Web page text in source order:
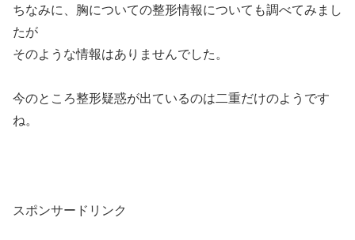
ちなみに、胸についての整形情報についても調べてみまし
たが
そのような情報はありませんでした。
今のところ整形疑惑が出ているのは二重だけのようです
ね。
スポンサードリンク